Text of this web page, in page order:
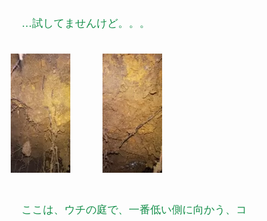
…試してませんけど。。。
ここは、ウチの庭で、一番低い側に向かう、コ